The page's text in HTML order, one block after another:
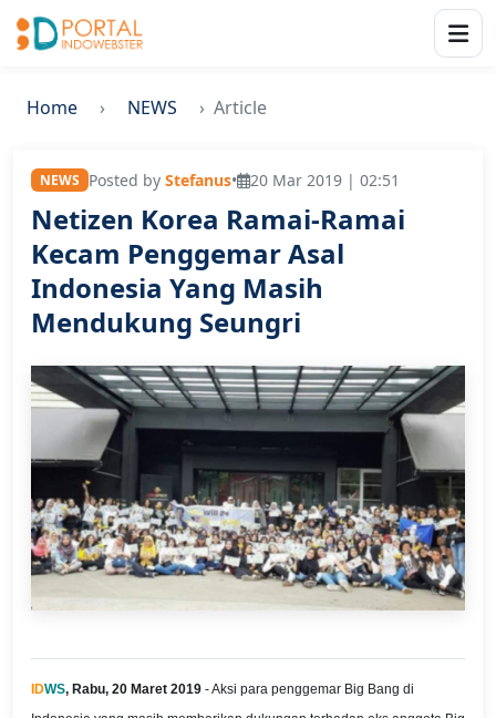
Home NEWS Article
NEWS Posted by Stefanus• 20 Mar 2019 | 02:51
Netizen Korea Ramai-Ramai
Kecam Penggemar Asal
Indonesia Yang Masih
Mendukung Seungri
IDWS, Rabu, 20 Maret 2019 - Aksi para penggemar Big Bang di